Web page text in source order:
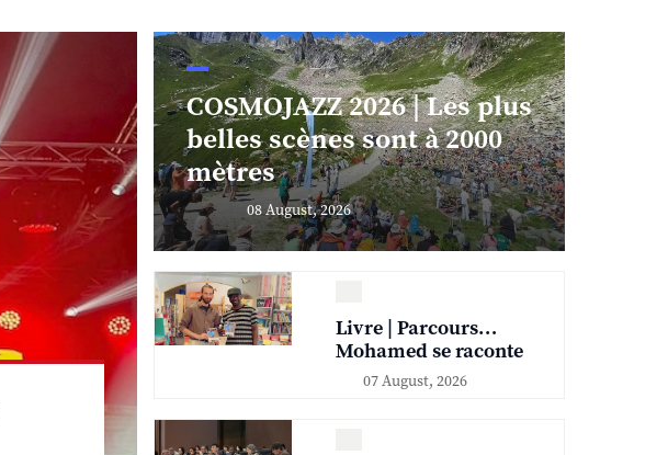
COSMOJAZZ 2026 | Les plus
belles scènes sont à 2000
mètres
08 August, 2026
Livre | Parcours…
Mohamed se raconte
07 August, 2026